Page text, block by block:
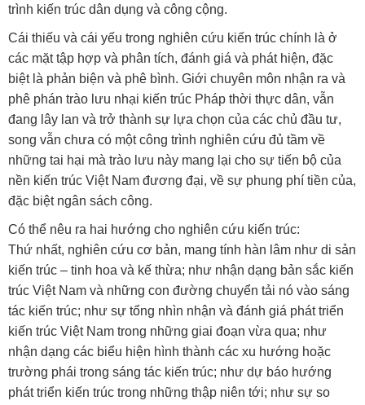
trình kiến trúc dân dụng và công cộng.
Cái thiếu và cái yếu trong nghiên cứu kiến trúc chính là ở
các mặt tập hợp và phân tích, đánh giá và phát hiện, đặc
biệt là phản biện và phê bình. Giới chuyên môn nhận ra và
phê phán trào lưu nhại kiến trúc Pháp thời thực dân, vẫn
đang lây lan và trở thành sự lựa chọn của các chủ đầu tư,
song vẫn chưa có một công trình nghiên cứu đủ tầm về
những tai hại mà trào lưu này mang lại cho sự tiến bộ của
nền kiến trúc Việt Nam đương đại, về sự phung phí tiền của,
đặc biệt ngân sách công.
Có thể nêu ra hai hướng cho nghiên cứu kiến trúc:
Thứ nhất, nghiên cứu cơ bản, mang tính hàn lâm như di sản
kiến trúc – tinh hoa và kế thừa; như nhận dạng bản sắc kiến
trúc Việt Nam và những con đường chuyển tải nó vào sáng
tác kiến trúc; như sự tổng nhìn nhận và đánh giá phát triển
kiến trúc Việt Nam trong những giai đoạn vừa qua; như
nhận dạng các biểu hiện hình thành các xu hướng hoặc
trường phái trong sáng tác kiến trúc; như dự báo hướng
phát triển kiến trúc trong những thập niên tới; như sự so